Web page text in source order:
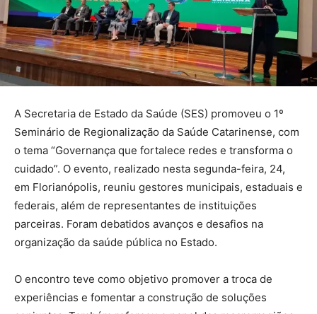
A Secretaria de Estado da Saúde (SES) promoveu o 1º
Seminário de Regionalização da Saúde Catarinense, com
o tema “Governança que fortalece redes e transforma o
cuidado”. O evento, realizado nesta segunda-feira, 24,
em Florianópolis, reuniu gestores municipais, estaduais e
federais, além de representantes de instituições
parceiras. Foram debatidos avanços e desafios na
organização da saúde pública no Estado.
O encontro teve como objetivo promover a troca de
experiências e fomentar a construção de soluções